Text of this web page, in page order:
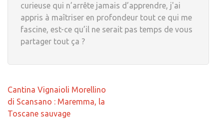
curieuse qui n’arrête jamais d’apprendre, j'ai
appris à maîtriser en profondeur tout ce qui me
fascine, est-ce qu’il ne serait pas temps de vous
partager tout ça ?
Navigation
de
l’article
Cantina Vignaioli Morellino
di Scansano : Maremma, la
Toscane sauvage